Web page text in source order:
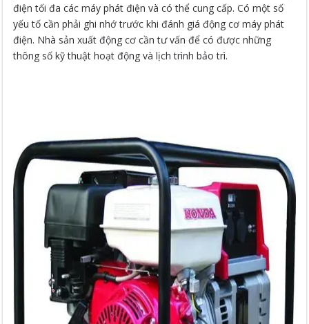
điện tối đa các máy phát điện và có thể cung cấp. Có một số
yếu tố cần phải ghi nhớ trước khi đánh giá động cơ máy phát
điện. Nhà sản xuất động cơ cần tư vấn để có được những
thông số kỹ thuật hoạt động và lịch trình bảo trì.